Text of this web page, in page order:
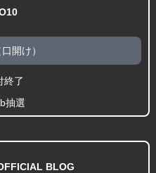
開け）
終了
抽選
BLOG